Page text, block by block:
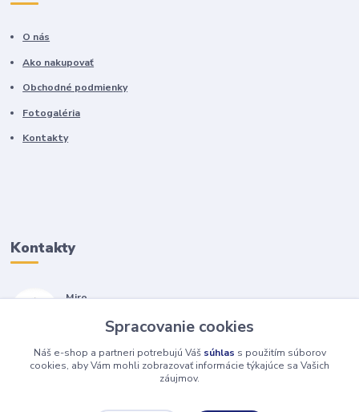
O nás
Ako nakupovať
Obchodné podmienky
Fotogaléria
Kontakty
Kontakty
Miro
(Po-Pia, 7-17 hod.)
isopneumatiky@isopneumatiky.sk
Spracovanie cookies
Náš e-shop a partneri potrebujú Váš súhlas s použitím súborov
cookies, aby Vám mohli zobrazovať informácie týkajúce sa Vašich
záujmov.